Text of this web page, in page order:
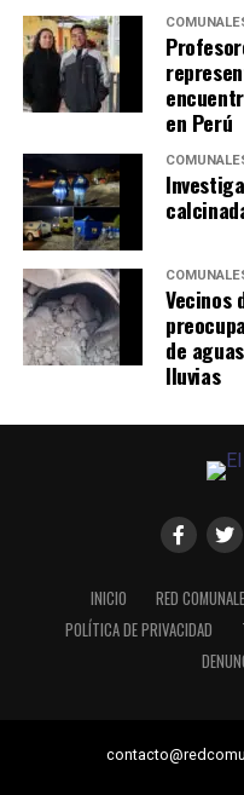
en Perú
Vecinos
de
lluvias
INICIO RED
POLÍTICA DE PRIVACIDAD